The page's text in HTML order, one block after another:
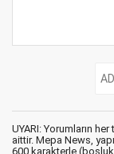
UYARI: Yorumların
aittir. Mepa News,
600 karakterle